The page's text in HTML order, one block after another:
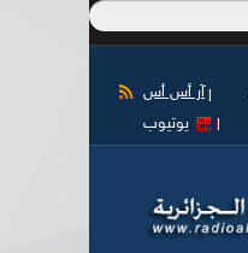
آر أس أس
يوتيوب